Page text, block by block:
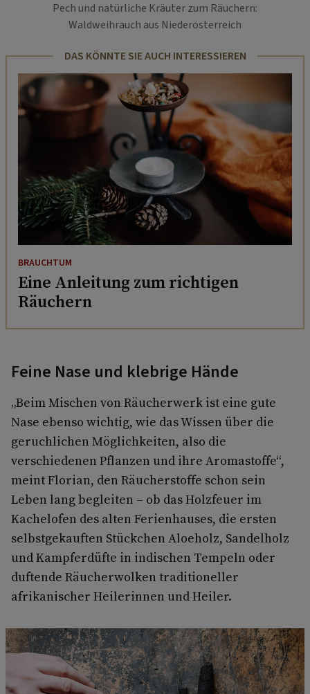
Pech und natürliche Kräuter zum Räuchern:
Waldweihrauch aus Niederösterreich
DAS KÖNNTE SIE AUCH INTERESSIEREN
BRAUCHTUM
Eine Anleitung zum richtigen
Räuchern
Feine Nase und klebrige Hände
„Beim Mischen von Räucherwerk ist eine gute
Nase ebenso wichtig, wie das Wissen über die
geruchlichen Möglichkeiten, also die
verschiedenen Pflanzen und ihre Aromastoffe“,
meint Florian, den Räucherstoffe schon sein
Leben lang begleiten – ob das Holzfeuer im
Kachelofen des alten Ferienhauses, die ersten
selbstgekauften Stückchen Aloeholz, Sandelholz
und Kampferdüfte in indischen Tempeln oder
duftende Räucherwolken traditioneller
afrikanischer Heilerinnen und Heiler.